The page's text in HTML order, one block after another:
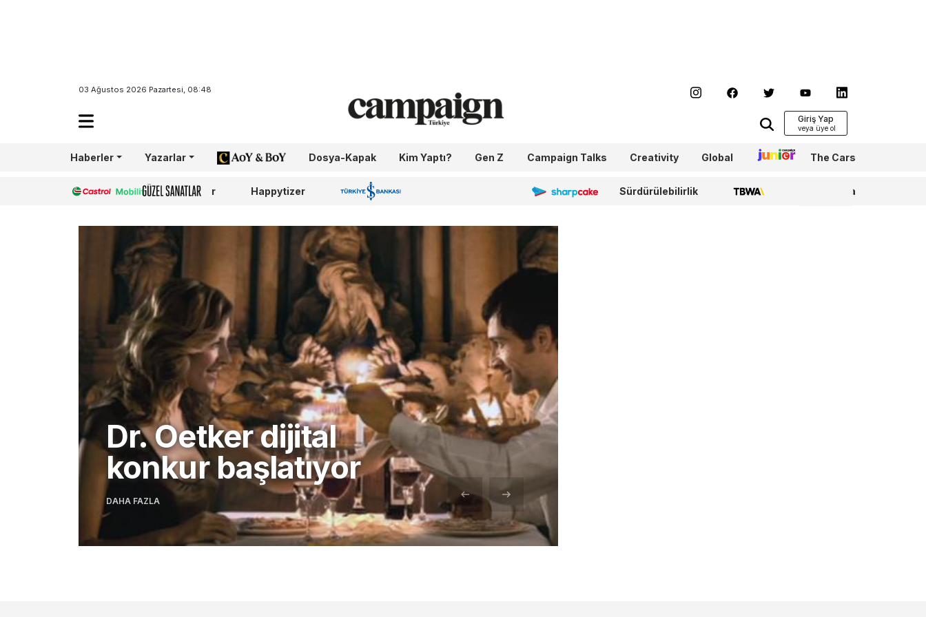
03 Ağustos 2026 Pazartesi, 08:48
Giriş Yap
Haberler Yazarlar AoY/BoY Dosya-Kapak Kim Yaptı? Gen Z Campaign Talks Creativity Global Junior The Cars
Castrol Güzel Sanatlar Happytizer İş Bankası 100.Yıl Sharpcake Sürdürülebilirlik TBWA WPP Media
Dr. Oetker dijital
konkur başlatıyor
DAHA FAZLA